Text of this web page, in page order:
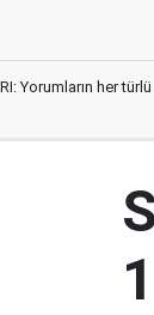
Yorumların her